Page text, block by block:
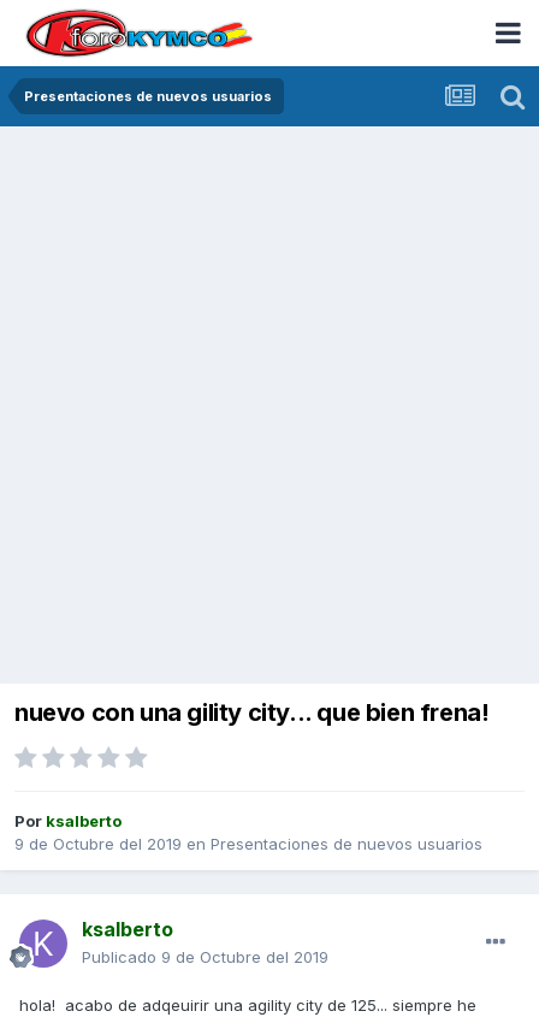
Presentaciones de nuevos usuarios
nuevo con una gility city... que bien frena!
Por ksalberto
9 de Octubre del 2019 en Presentaciones de nuevos usuarios
ksalberto
Publicado 9 de Octubre del 2019
hola! acabo de adqeuirir una agility city de 125... siempre he